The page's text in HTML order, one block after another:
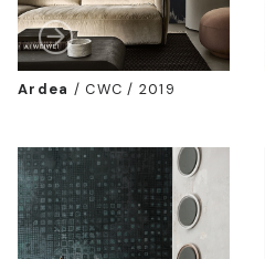
Ardea /CWC / 2019